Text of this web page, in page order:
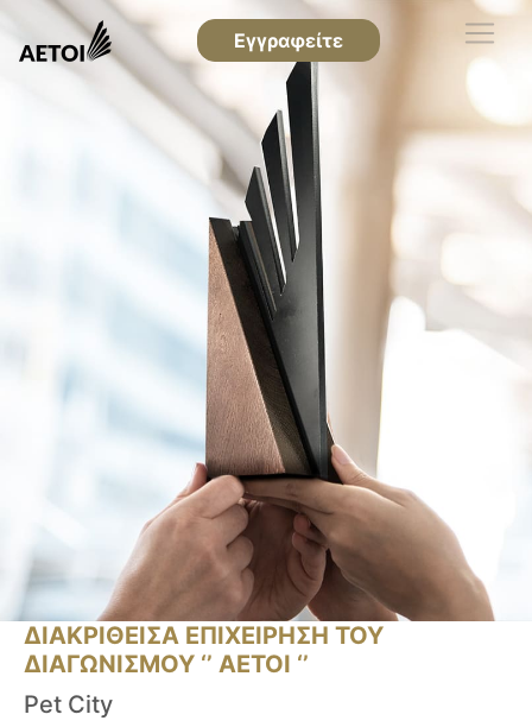
Εγγραφείτε
ΔΙΑΚΡΙΘΕΙΣΑ ΕΠΙΧΕΙΡΗΣΗ ΤΟΥ
ΔΙΑΓΩΝΙΣΜΟΥ ‘’ ΑΕΤΟΙ ‘’
Pet City